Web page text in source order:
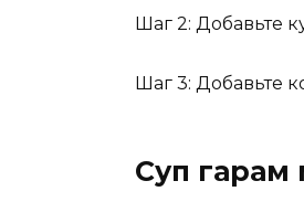
Шаг 2: Добавьте
Шаг 3: Добавьте
Суп гарам